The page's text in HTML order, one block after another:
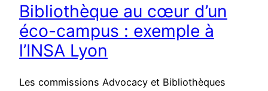
Bibliothèque au cœur d’un
éco-campus : exemple à
l’INSA Lyon
Les commissions Advocacy et Bibliothèques